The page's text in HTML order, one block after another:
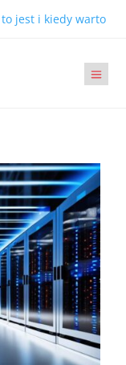
jest i kiedy warto ją